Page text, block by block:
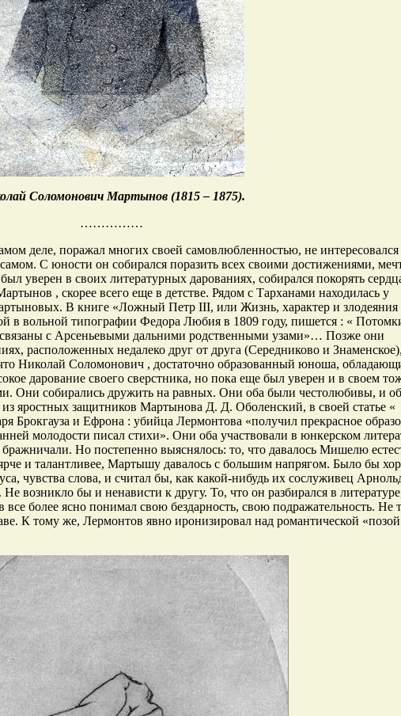
Соломонович Мартынов (1815 – 1875).
……………
деле, поражал многих своей самовлюбленностью, не
С юности он собирался поразить всех своими достижениями,
уверен в своих литературных дарованиях, собирался покорять
, скорее всего еще в детстве. Рядом с Тарханами находилась у
В книге «Ложный Петр III, или Жизнь, характер и злодеяния
в вольной типографии Федора Любия в 1809 году, пишется : «
с Арсеньевыми дальними родственными узами»… Позже они
расположенных недалеко друг от друга (Середниково и
Николай Соломонович , достаточно образованный юноша,
дарование своего сверстника, но пока еще был уверен и в своем
Они собирались дружить на равных. Они оба были честолюбивы, и
яростных защитников Мартынова Д. Д. Оболенский, в своей статье «
Брокгауза и Ефрона : убийца Лермонтова «получил прекрасное
молодости писал стихи». Они оба участвовали в юнкерском
Но постепенно выяснялось: то, что давалось Мишелю
и талантливее, Мартышу давалось с большим напрягом. Было бы
чувства слова, и считал бы, как какой-нибудь их сослуживец
возникло бы и ненависти к другу. То, что он разбирался в
более ясно понимал свою бездарность, свою подражательность. Не
К тому же, Лермонтов явно иронизировал над романтической